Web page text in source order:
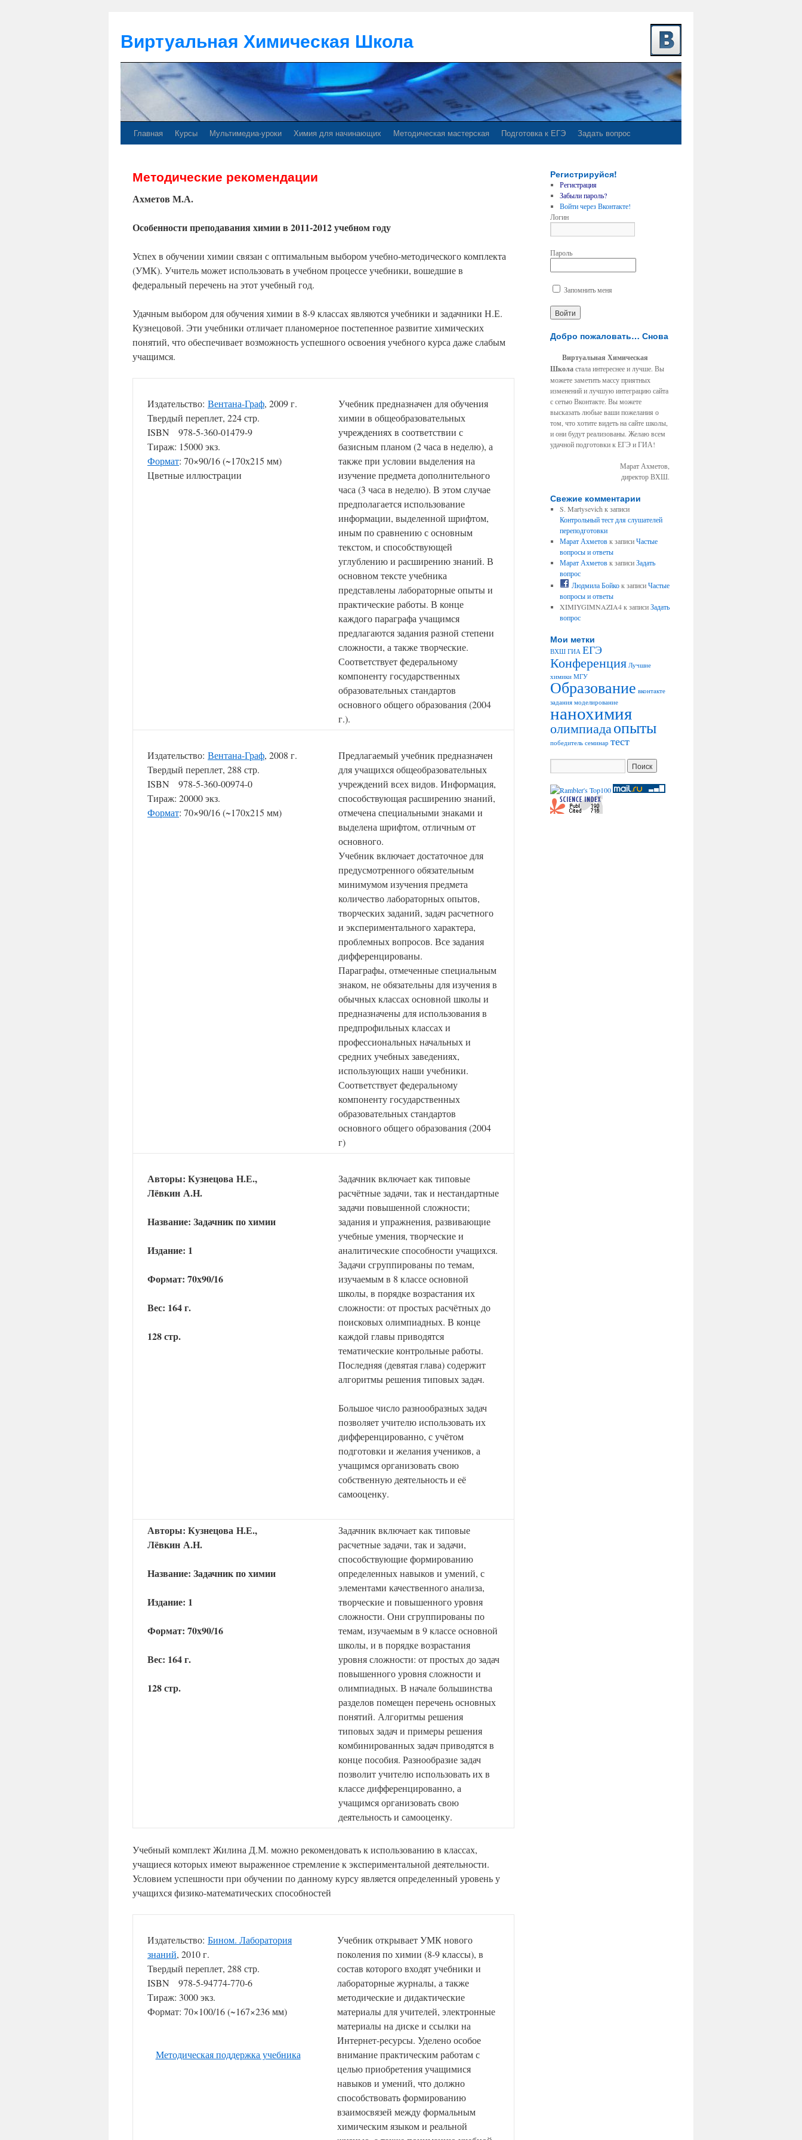
Виртуальная Химическая Школа
Главная Курсы Мультимедиа-уроки Химия для начинающих Методическая мастерская Подготовка к ЕГЭ Задать вопрос
Методические рекомендации
Ахметов М.А.
Особенности преподавания химии в 2011-2012 учебном году
Успех в обучении химии связан с оптимальным выбором учебно-методического комплекта
(УМК). Учитель может использовать в учебном процессе учебники, вошедшие в
федеральный перечень на этот учебный год.
Удачным выбором для обучения химии в 8-9 классах являются учебники и задачники Н.Е.
Кузнецовой. Эти учебники отличает планомерное постепенное развитие химических
понятий, что обеспечивает возможность успешного освоения учебного курса даже слабым
учащимся.
Издательство: Вентана-Граф, 2009 г.
Твердый переплет, 224 стр.
ISBN 978-5-360-01479-9
Тираж: 15000 экз.
Формат: 70×90/16 (~170х215 мм)
Цветные иллюстрации
Учебник предназначен для обучения
химии в общеобразовательных
учреждениях в соответствии с
базисным планом (2 часа в неделю), а
также при условии выделения на
изучение предмета дополнительного
часа (3 часа в неделю). В этом случае
предполагается использование
информации, выделенной шрифтом,
иным по сравнению с основным
текстом, и способствующей
углублению и расширению знаний. В
основном тексте учебника
представлены лабораторные опыты и
практические работы. В конце
каждого параграфа учащимся
предлагаются задания разной степени
сложности, а также творческие.
Соответствует федеральному
компоненту государственных
образовательных стандартов
основного общего образования (2004
г.).
Издательство: Вентана-Граф, 2008 г.
Твердый переплет, 288 стр.
ISBN 978-5-360-00974-0
Тираж: 20000 экз.
Формат: 70×90/16 (~170х215 мм)
Предлагаемый учебник предназначен
для учащихся общеобразовательных
учреждений всех видов. Информация,
способствующая расширению знаний,
отмечена специальными знаками и
выделена шрифтом, отличным от
основного.
Учебник включает достаточное для
предусмотренного обязательным
минимумом изучения предмета
количество лабораторных опытов,
творческих заданий, задач расчетного
и экспериментального характера,
проблемных вопросов. Все задания
дифференцированы.
Параграфы, отмеченные специальным
знаком, не обязательны для изучения в
обычных классах основной школы и
предназначены для использования в
предпрофильных классах и
профессиональных начальных и
средних учебных заведениях,
использующих наши учебники.
Соответствует федеральному
компоненту государственных
образовательных стандартов
основного общего образования (2004
г)
Авторы: Кузнецова Н.Е.,
Лёвкин А.Н.
Название: Задачник по химии
Издание: 1
Формат: 70х90/16
Вес: 164 г.
128 стр.
Задачник включает как типовые
расчётные задачи, так и нестандартные
задачи повышенной сложности;
задания и упражнения, развивающие
учебные умения, творческие и
аналитические способности учащихся.
Задачи сгруппированы по темам,
изучаемым в 8 классе основной
школы, в порядке возрастания их
сложности: от простых расчётных до
поисковых олимпиадных. В конце
каждой главы приводятся
тематические контрольные работы.
Последняя (девятая глава) содержит
алгоритмы решения типовых задач.
Большое число разнообразных задач
позволяет учителю использовать их
дифференцированно, с учётом
подготовки и желания учеников, а
учащимся организовать свою
собственную деятельность и её
самооценку.
Авторы: Кузнецова Н.Е.,
Лёвкин А.Н.
Название: Задачник по химии
Издание: 1
Формат: 70х90/16
Вес: 164 г.
128 стр.
Задачник включает как типовые
расчетные задачи, так и задачи,
способствующие формированию
определенных навыков и умений, с
элементами качественного анализа,
творческие и повышенного уровня
сложности. Они сгруппированы по
темам, изучаемым в 9 классе основной
школы, и в порядке возрастания
уровня сложности: от простых до задач
повышенного уровня сложности и
олимпиадных. В начале большинства
разделов помещен перечень основных
понятий. Алгоритмы решения
типовых задач и примеры решения
комбинированных задач приводятся в
конце пособия. Разнообразие задач
позволит учителю использовать их в
классе дифференцированно, а
учащимся организовать свою
деятельность и самооценку.
Учебный комплект Жилина Д.М. можно рекомендовать к использованию в классах,
учащиеся которых имеют выраженное стремление к экспериментальной деятельности.
Условием успешности при обучении по данному курсу является определенный уровень у
учащихся физико-математических способностей
Издательство: Бином. Лаборатория
знаний, 2010 г.
Твердый переплет, 288 стр.
ISBN 978-5-94774-770-6
Тираж: 3000 экз.
Формат: 70×100/16 (~167×236 мм)
Методическая поддержка учебника
Учебник открывает УМК нового
поколения по химии (8-9 классы), в
состав которого входят учебники и
лабораторные журналы, а также
методические и дидактические
материалы для учителей, электронные
материалы на диске и ссылки на
Интернет-ресурсы. Уделено особое
внимание практическим работам с
целью приобретения учащимися
навыков и умений, что должно
способствовать формированию
взаимосвязей между формальным
химическим языком и реальной
Регистрируйся!
Регистрация
Забыли пароль?
Войти через Вконтакте!
Логин
Пароль
Запомнить меня
Добро пожаловать… Снова
Виртуальная Химическая
Школастала интереснее и лучше. Вы
можете заметить массу приятных
изменений и лучшую интеграцию сайта
с сетью Вконтакте. Вы можете
высказать любые ваши пожелания о
том, что хотите видеть на сайте школы,
и они будут реализованы. Желаю всем
удачной подготовки к ЕГЭ и ГИА!
Марат Ахметов,
директор ВХШ.
Свежие комментарии
S. Martysevich к записи
Контрольный тест для слушателей
переподготовки
Марат Ахметовк записиЧастые
вопросы и ответы
Марат Ахметовк записиЗадать
вопрос
Людмила Бойкок записиЧастые
вопросы и ответы
XIMIYGIMNAZIA4 к записиЗадать
вопрос
Мои метки
ВХШ ГИА ЕГЭ
Конференция Лучшие
химики МГУ
Образование вконтакте
задания моделирование
нанохимия
олимпиадаопыты
победитель семинар тест